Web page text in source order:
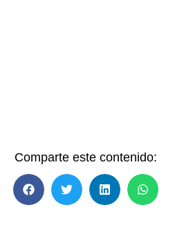
Comparte este contenido: